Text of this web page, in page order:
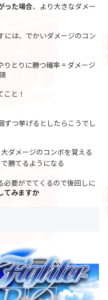
った場合、より大きなダメー
には、でかいダメージのコン
とりに勝つ確率 = ダメージ
と！
ずつ挙げるとしたらこうでし
ダメージのコンボを覚える
勝てるようになる
必要がでてくるので後回しに
てみますか